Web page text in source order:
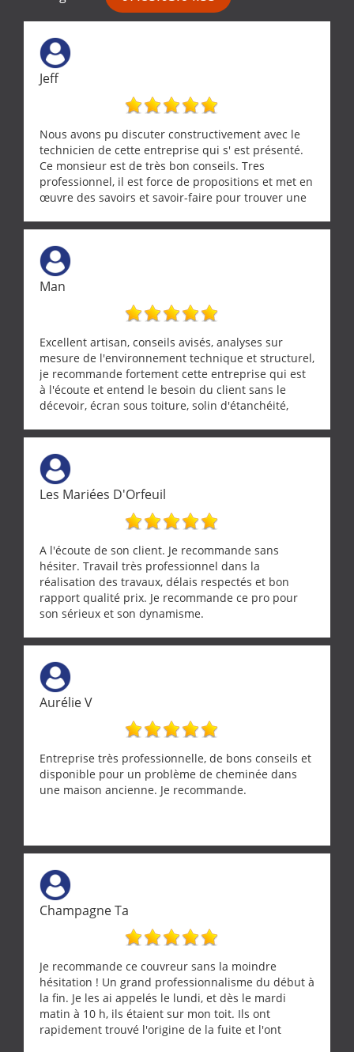
Jeff
Nous avons pu discuter constructivement avec le
technicien de cette entreprise qui s' est présenté.
Ce monsieur est de très bon conseils. Tres
professionnel, il est force de propositions et met en
œuvre des savoirs et savoir-faire pour trouver une
demande de l écoute et de la considération, ce qui
ne se trouve que chez les pationnés de leur métier.
Merci a ce monsieur pour sa disponibilité
Man
Excellent artisan, conseils avisés, analyses sur
mesure de l'environnement technique et structurel,
je recommande fortement cette entreprise qui est
à l'écoute et entend le besoin du client sans le
décevoir, écran sous toiture, solin d'étanchéité,
récupérateur d'eau, tout a été parfaitement mis en
œuvre sans besoin d'y revenir. confiance assurée.
Les Mariées D'Orfeuil
A l'écoute de son client. Je recommande sans
hésiter. Travail très professionnel dans la
réalisation des travaux, délais respectés et bon
rapport qualité prix. Je recommande ce pro pour
son sérieux et son dynamisme.
Aurélie V
Entreprise très professionnelle, de bons conseils et
disponible pour un problème de cheminée dans
une maison ancienne. Je recommande.
Champagne Ta
Je recommande ce couvreur sans la moindre
hésitation ! Un grand professionnalisme du début à
la fin. Je les ai appelés le lundi, et dès le mardi
matin à 10 h, ils étaient sur mon toit. Ils ont
rapidement trouvé l'origine de la fuite et l'ont